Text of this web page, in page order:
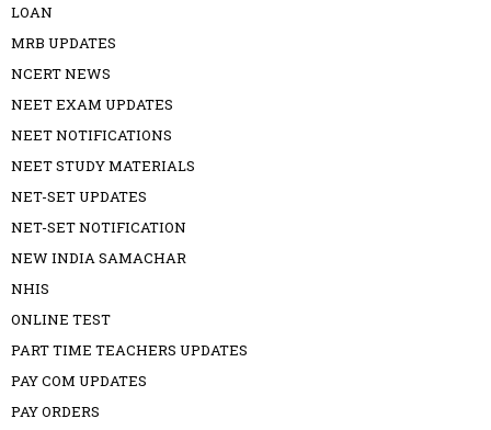
LOAN
MRB UPDATES
NCERT NEWS
NEET EXAM UPDATES
NEET NOTIFICATIONS
NEET STUDY MATERIALS
NET-SET UPDATES
NET-SET NOTIFICATION
NEW INDIA SAMACHAR
NHIS
ONLINE TEST
PART TIME TEACHERS UPDATES
PAY COM UPDATES
PAY ORDERS